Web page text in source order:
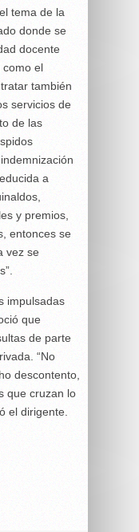
tema de la
donde se
docente
como el
también
servicios de
de las
a
y premios,
entonces se
vez se
impulsadas
que
de parte
“No
descontento,
que cruzan lo
el dirigente.